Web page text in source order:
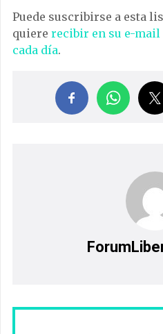
Puede suscribirse a esta
quiere recibir en su e-
cada día.